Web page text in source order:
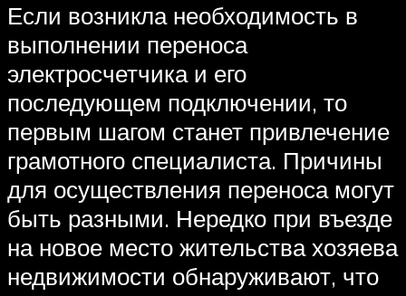
Если возникла необходимость в
выполнении переноса
электросчетчика и его
последующем подключении, то
первым шагом станет привлечение
грамотного специалиста. Причины
для осуществления переноса могут
быть разными. Нередко при въезде
на новое место жительства хозяева
недвижимости обнаруживают, что